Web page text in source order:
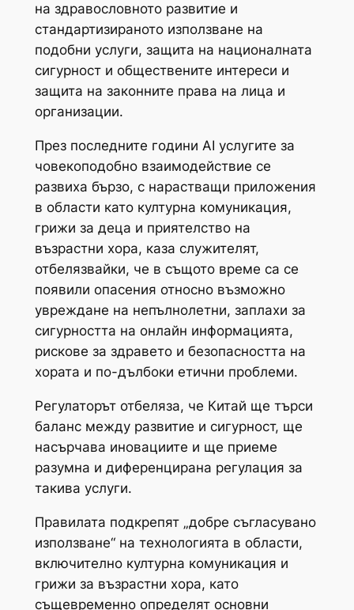
на здравословното развитие и
стандартизираното използване на
подобни услуги, защита на националната
сигурност и обществените интереси и
защита на законните права на лица и
организации.
През последните години AI услугите за
човекоподобно взаимодействие се
развиха бързо, с нарастващи приложения
в области като културна комуникация,
грижи за деца и приятелство на
възрастни хора, каза служителят,
отбелязвайки, че в същото време са се
появили опасения относно възможно
увреждане на непълнолетни, заплахи за
сигурността на онлайн информацията,
рискове за здравето и безопасността на
хората и по-дълбоки етични проблеми.
Регулаторът отбеляза, че Китай ще търси
баланс между развитие и сигурност, ще
насърчава иновациите и ще приеме
разумна и диференцирана регулация за
такива услуги.
Правилата подкрепят „добре съгласувано
използване“ на технологията в области,
включително културна комуникация и
грижи за възрастни хора, като
същевременно определят основни